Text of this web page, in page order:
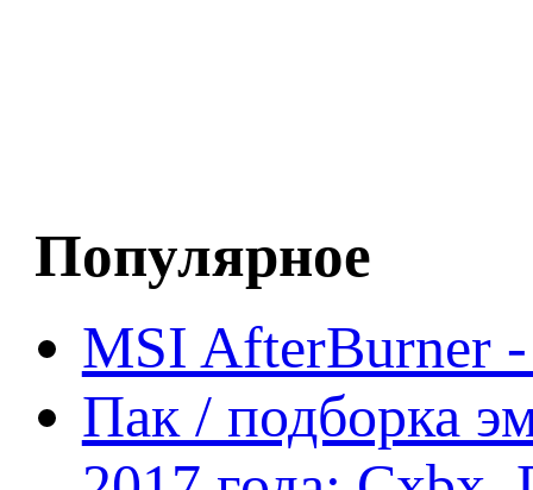
Популярное
MSI AfterBurner
Пак / подборка